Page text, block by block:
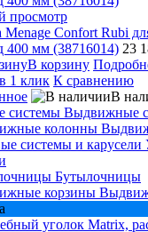
просмотр
Menage Confort Rubi
400 мм (38716014) 23
В корзину
1 клик К сравнению
В
Выдвижные
Бутылочницы